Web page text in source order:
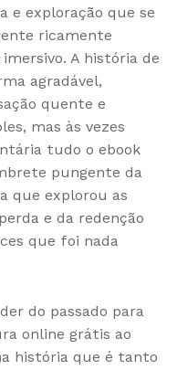
e exploração que se
ricamente
A história de
agradável,
quente e
mas às vezes
tudo o ebook
pungente da
que explorou as
e da redenção
que foi nada
do passado para
online grátis ao
história que é tanto